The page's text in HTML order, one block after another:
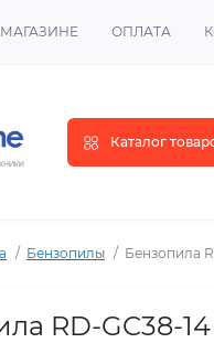
ОПЛАТА
Каталог
Бензопилы Бензопила
RD-GC38-14